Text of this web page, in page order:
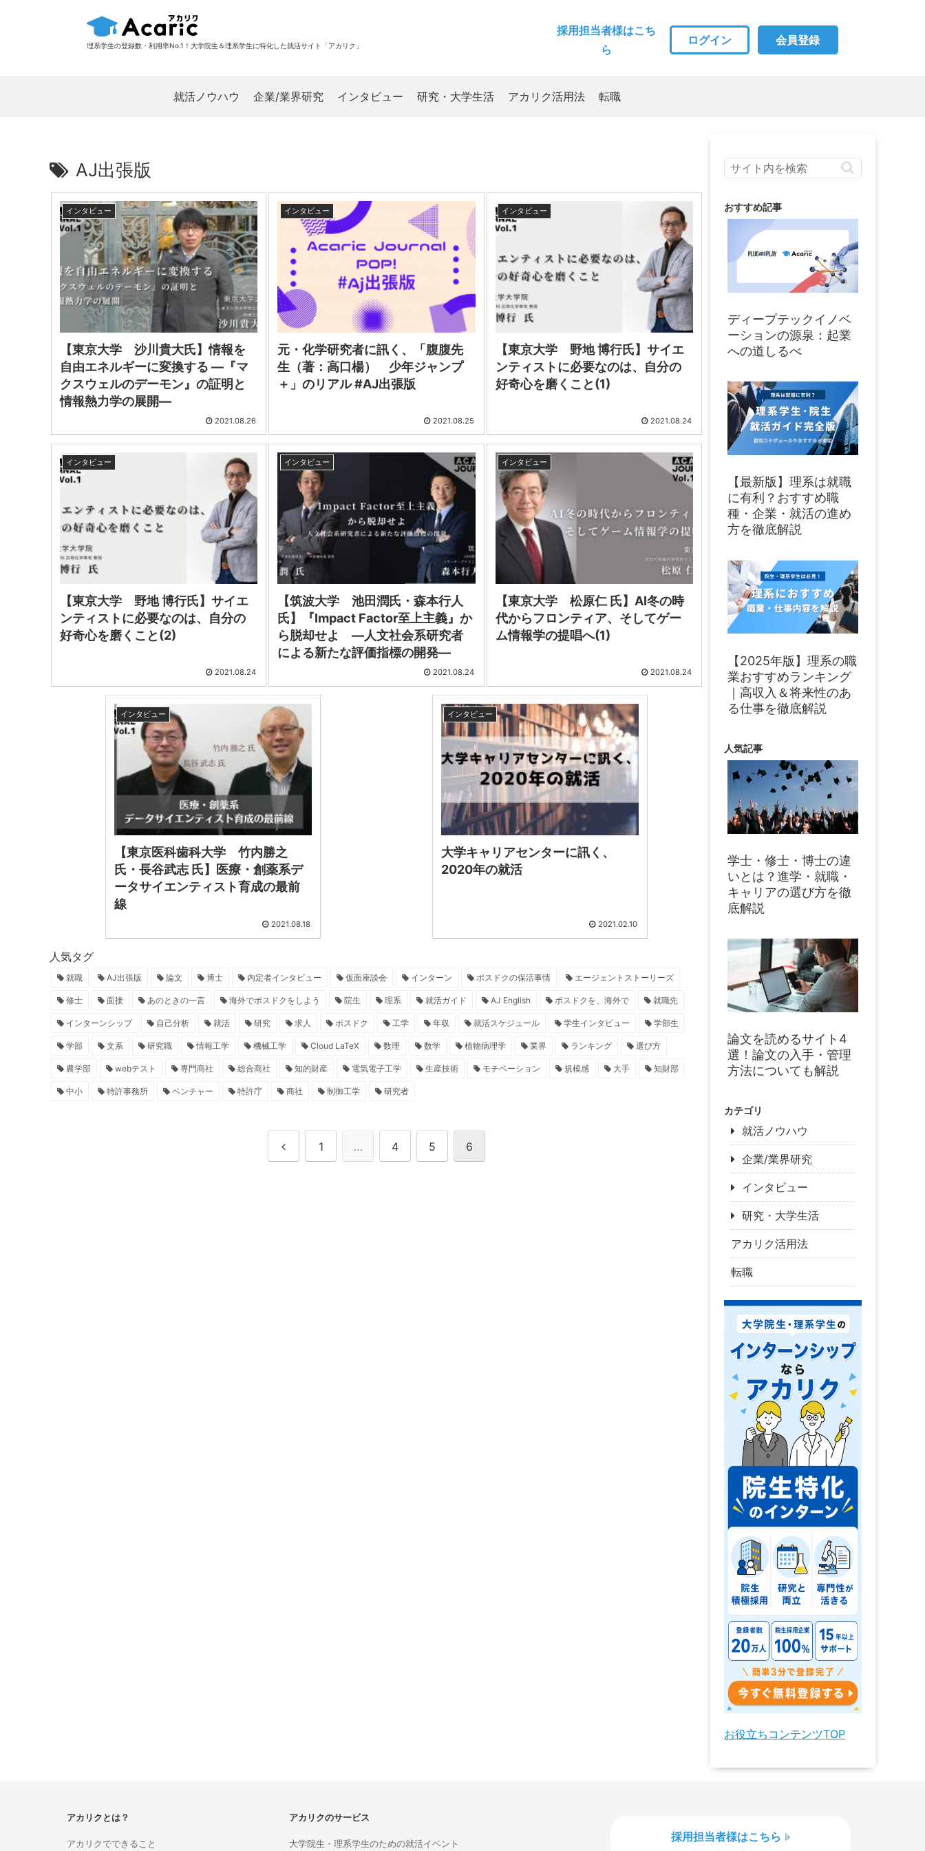
理系学生の登録数・利用率No.1！大学院生＆理系学生に特化した就活サイト「アカリク」
採用担当者様はこち
ら
ログイン 会員登録
就活ノウハウ 企業/業界研究 インタビュー 研究・大学生活 アカリク活用法 転職
AJ出張版
インタビュー
【東京大学 沙川貴大氏】情報を
自由エネルギーに変換する ―『マ
クスウェルのデーモン』の証明と
情報熱力学の展開―
2021.08.26
インタビュー
元・化学研究者に訊く、「腹腹先
生（著：高口楊） 少年ジャンプ
＋」のリアル #AJ出張版
2021.08.25
インタビュー
【東京大学 野地 博行氏】サイエ
ンティストに必要なのは、自分の
好奇心を磨くこと(1)
2021.08.24
インタビュー
【東京大学 野地 博行氏】サイエ
ンティストに必要なのは、自分の
好奇心を磨くこと(2)
2021.08.24
インタビュー
【筑波大学 池田潤氏・森本行人
氏】『Impact Factor至上主義』か
ら脱却せよ ―人文社会系研究者
による新たな評価指標の開発―
2021.08.24
インタビュー
【東京大学 松原仁 氏】AI冬の時
代からフロンティア、そしてゲー
ム情報学の提唱へ(1)
2021.08.24
インタビュー
【東京医科歯科大学 竹内勝之
氏・長谷武志 氏】医療・創薬系デ
ータサイエンティスト育成の最前
線
2021.08.18
インタビュー
大学キャリアセンターに訊く、
2020年の就活
2021.02.10
人気タグ
就職 AJ出張版 論文 博士 内定者インタビュー 仮面座談会 インターン ポスドクの保活事情 エージェントストーリーズ
修士 面接 あのときの一言 海外でポスドクをしよう 院生 理系 就活ガイド AJ English ポスドクを、海外で 就職先
インターンシップ 自己分析 就活 研究 求人 ポスドク 工学 年収 就活スケジュール 学生インタビュー 学部生
学部 文系 研究職 情報工学 機械工学 Cloud LaTeX 数理 数学 植物病理学 業界 ランキング 選び方
農学部 webテスト 専門商社 総合商社 知的財産 電気電子工学 生産技術 モチベーション 規模感 大手 知財部
中小 特許事務所 ベンチャー 特許庁 商社 制御工学 研究者
1 … 4 5 6
おすすめ記事
ディープテックイノベ
ーションの源泉：起業
への道しるべ
【最新版】理系は就職
に有利？おすすめ職
種・企業・就活の進め
方を徹底解説
【2025年版】理系の職
業おすすめランキング
｜高収入＆将来性のあ
る仕事を徹底解説
人気記事
学士・修士・博士の違
いとは？進学・就職・
キャリアの選び方を徹
底解説
論文を読めるサイト4
選！論文の入手・管理
方法についても解説
カテゴリ
就活ノウハウ
企業/業界研究
インタビュー
研究・大学生活
アカリク活用法
転職
お役立ちコンテンツTOP
アカリクとは？
アカリクでできること
アカリクのサービス
大学院生・理系学生のための就活イベント 採用担当者様はこちら